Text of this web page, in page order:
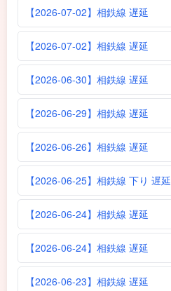
【2026-07-02】相鉄線 遅延
【2026-07-02】相鉄線 遅延
【2026-06-30】相鉄線 遅延
【2026-06-29】相鉄線 遅延
【2026-06-26】相鉄線 遅延
【2026-06-25】相鉄線 下り 遅延
【2026-06-24】相鉄線 遅延
【2026-06-24】相鉄線 遅延
【2026-06-23】相鉄線 遅延